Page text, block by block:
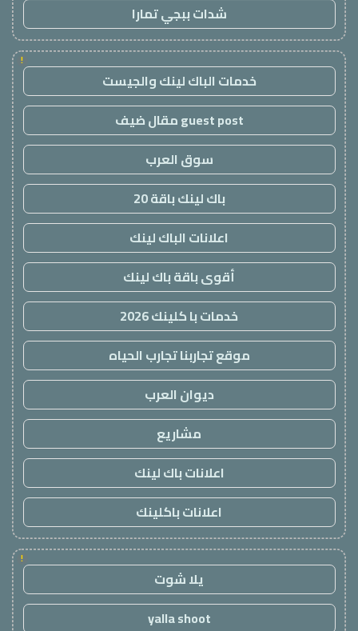
شدات ببجي تمارا
!
خدمات الباك لينك والجيست
guest post مقال ضيف
سوق العرب
باك لينك باقة 20
اعلانات الباك لينك
أقوى باقة باك لينك
خدمات با كلينك 2026
موقع تجاربنا تجارب الحياه
ديوان العرب
مشاريع
اعلانات باك لينك
اعلانات باكلينك
!
يلا شوت
yalla shoot